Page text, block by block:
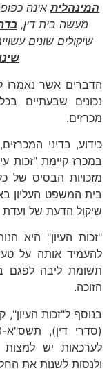
המינהליתאינה
מעשה בית דין,
שיקולים שונים
הדברים אשר נאמרו
נכונים שבעתיים
מכרזים.
כידוע, בדיני
במכרז קיימת "זכות
מזכויות הבסיס
בית המשפט העליון
שיקול הדעת של ועדת
"זכות העיון" היא
להעמיד אותה על
תשומת ליבה לפגם
הזוכה.
בנוסף ל"זכות
(סדרי דין), תשס"א-2000 וקובעת הפסיקה, כי
לערכאות יש
ולנסות לשנות את